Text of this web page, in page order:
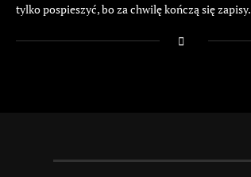
tylko pospieszyć, bo za chwilę kończą się zapisy.